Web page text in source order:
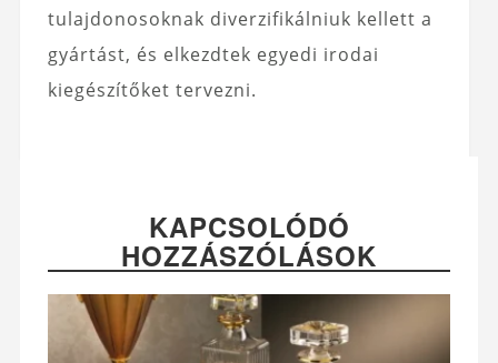
tulajdonosoknak diverzifikálniuk kellett a
gyártást, és elkezdtek egyedi irodai
kiegészítőket tervezni.
KAPCSOLÓDÓ
HOZZÁSZÓLÁSOK